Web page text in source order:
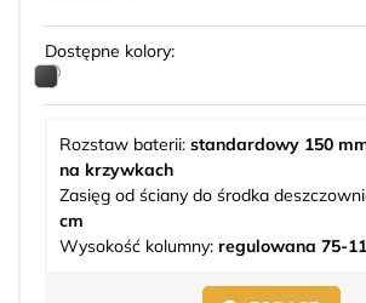
Dostępne kolory:
Rozstaw baterii: standardowy 150
na krzywkach
Zasięg od ściany do środka
cm
Wysokość kolumny: regulowana 75-